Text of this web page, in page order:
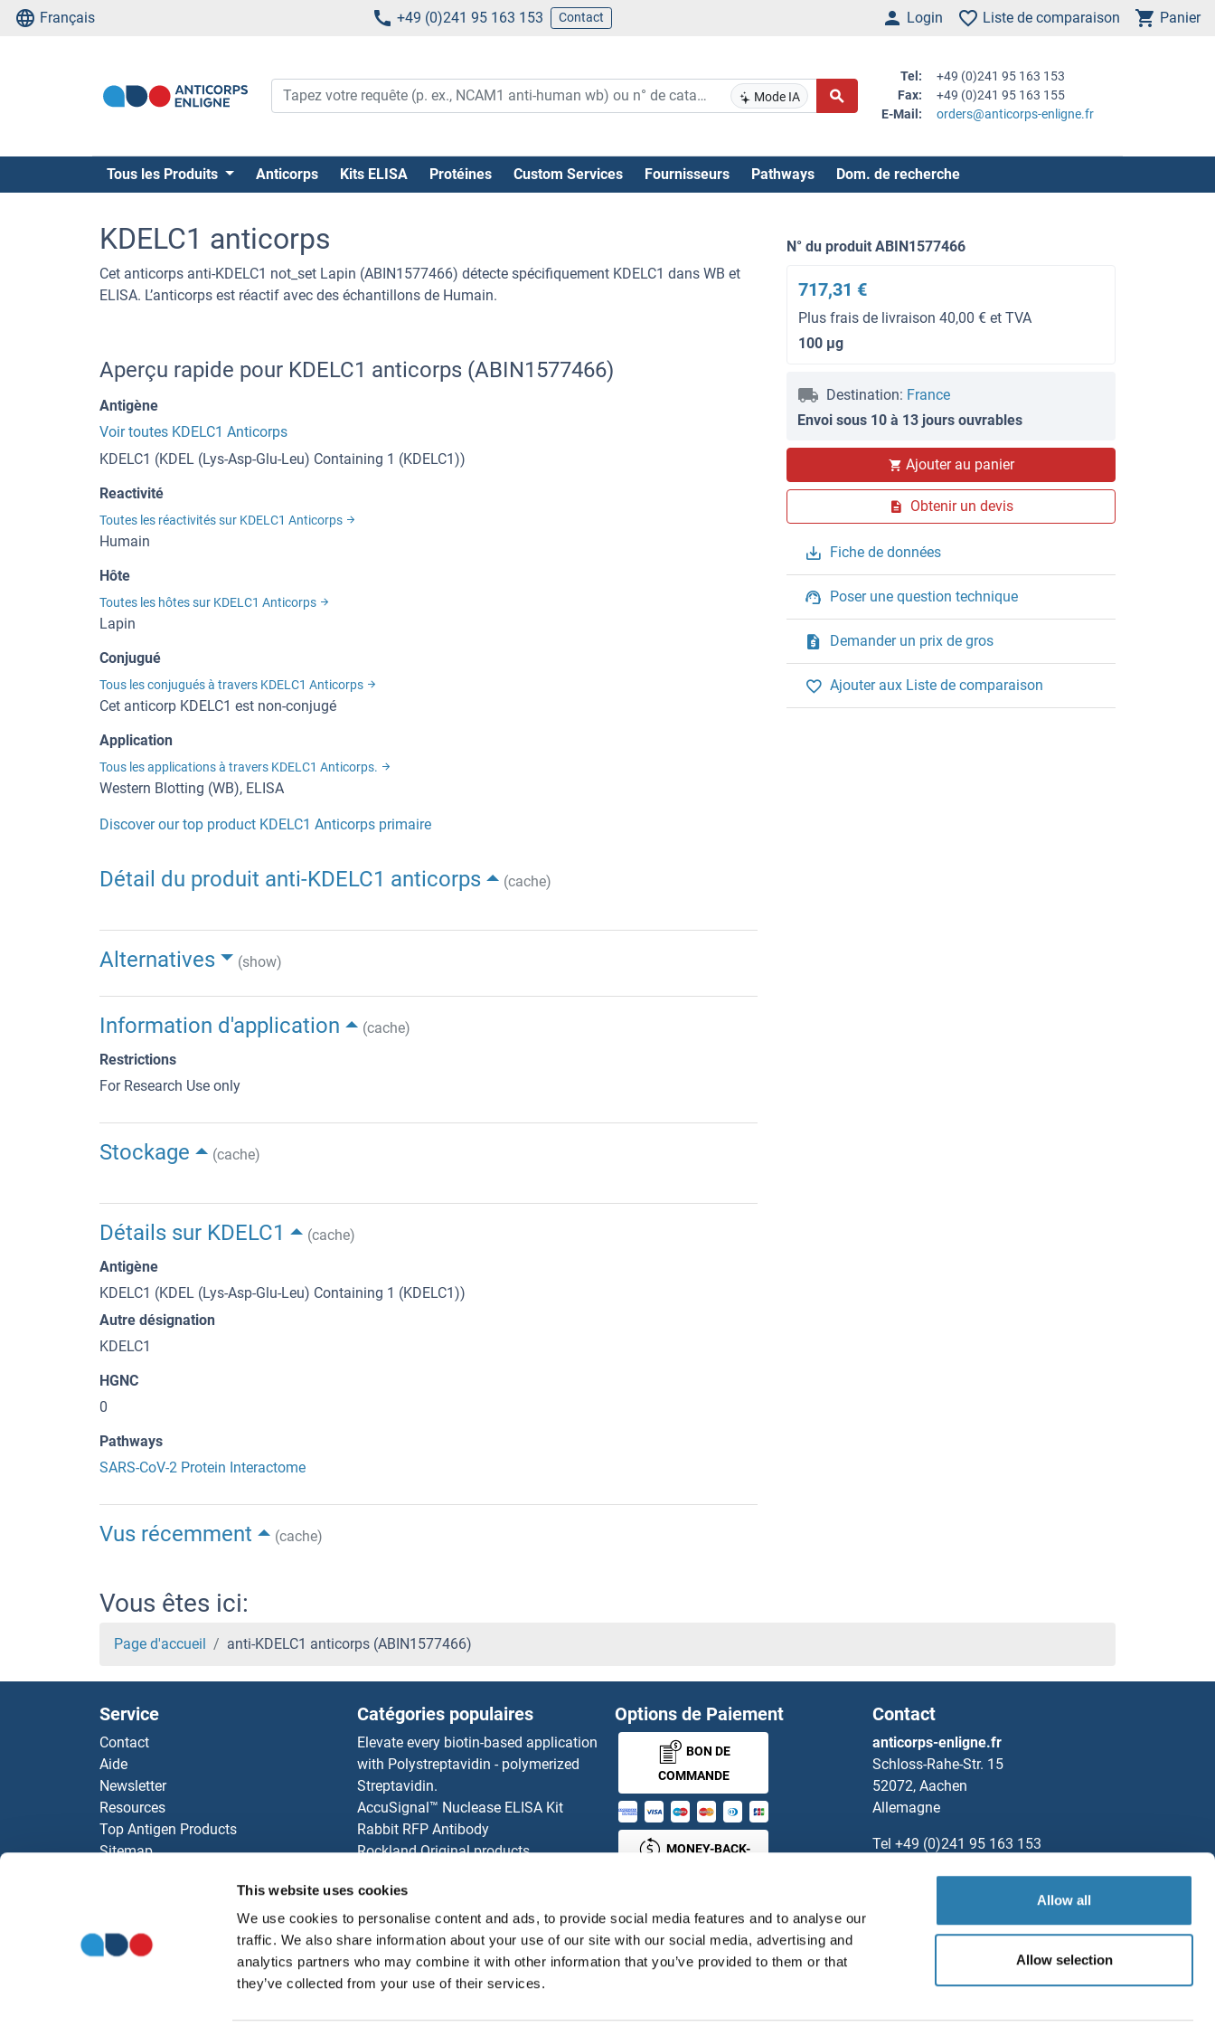
This website uses cookies
We use cookies to personalise content and ads, to provide social media features and to analyse our
traffic. We also share information about your use of our site with our social media, advertising and
analytics partners who may combine it with other information that you’ve provided to them or that
they’ve collected from your use of their services.
Allow all
Allow selection
Français +49 (0)241 95 163 153 Contact Login Liste de comparaison Panier
Mode IA
Tel:
+49 (0)241 95 163 153
Fax:
+49 (0)241 95 163 155
E-Mail:
orders@anticorps-enligne.fr
Tous les Produits Anticorps Kits ELISA Protéines Custom Services Fournisseurs Pathways Dom. de recherche
KDELC1 anticorps
Cet anticorps anti-KDELC1 not_set Lapin (ABIN1577466) détecte spécifiquement KDELC1 dans WB et
ELISA. L’anticorps est réactif avec des échantillons de Humain.
N° du produit ABIN1577466
717,31 €
Plus frais de livraison 40,00 € et TVA
100 μg
Destination: France
Envoi sous 10 à 13 jours ouvrables
Ajouter au panier
Obtenir un devis
Fiche de données
Poser une question technique
Demander un prix de gros
Ajouter aux Liste de comparaison
Aperçu rapide pour KDELC1 anticorps (ABIN1577466)
Antigène
Voir toutes KDELC1 Anticorps
KDELC1 (KDEL (Lys-Asp-Glu-Leu) Containing 1 (KDELC1))
Reactivité
Toutes les réactivités sur KDELC1 Anticorps
Humain
Hôte
Toutes les hôtes sur KDELC1 Anticorps
Lapin
Conjugué
Tous les conjugués à travers KDELC1 Anticorps
Cet anticorp KDELC1 est non-conjugé
Application
Tous les applications à travers KDELC1 Anticorps.
Western Blotting (WB), ELISA
Discover our top product KDELC1 Anticorps primaire
Détail du produit anti-KDELC1 anticorps (cache)
Alternatives (show)
Information d'application
(cache)
Restrictions
For Research Use only
Stockage (cache)
Détails sur KDELC1
(cache)
Antigène
KDELC1 (KDEL (Lys-Asp-Glu-Leu) Containing 1 (KDELC1))
Autre désignation
KDELC1
HGNC
0
Pathways
SARS-CoV-2 Protein Interactome
Vus récemment (cache)
Vous êtes ici:
Page d'accueil anti-KDELC1 anticorps (ABIN1577466)
Service
Contact
Aide
Newsletter
Resources
Top Antigen Products
Sitemap
Catégories populaires
Elevate every biotin-based application
with Polystreptavidin - polymerized
Streptavidin.
AccuSignal™ Nuclease ELISA Kit
Rabbit RFP Antibody
Rockland Original products
antibodies online purchase process
Nos distributeurs
Options de Paiement
BON DE
COMMANDE
MONEY-BACK-
Contact
anticorps-enligne.fr
Schloss-Rahe-Str. 15
52072, Aachen
Allemagne
Tel +49 (0)241 95 163 153
Rockland Immunochemicals, Inc.
Sauvegarder / Partager